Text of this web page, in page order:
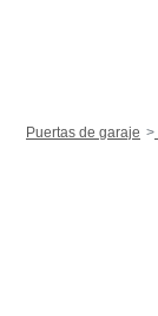
Puertas de garaje